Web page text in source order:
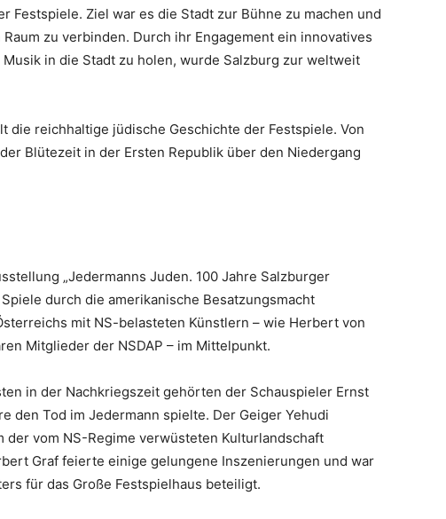
Festspiele. Ziel war es die Stadt zur Bühne zu machen und
zu verbinden. Durch ihr Engagement ein innovatives
in die Stadt zu holen, wurde Salzburg zur weltweit
die reichhaltige jüdische Geschichte der Festspiele. Von
Blütezeit in der Ersten Republik über den Niedergang
„Jedermanns Juden. 100 Jahre Salzburger
durch die amerikanische Besatzungsmacht
mit NS-belasteten Künstlern – wie Herbert von
Mitglieder der NSDAP – im Mittelpunkt.
in der Nachkriegszeit gehörten der Schauspieler Ernst
den Tod im Jedermann spielte. Der Geiger Yehudi
der vom NS-Regime verwüsteten Kulturlandschaft
Graf feierte einige gelungene Inszenierungen und war
für das Große Festspielhaus beteiligt.